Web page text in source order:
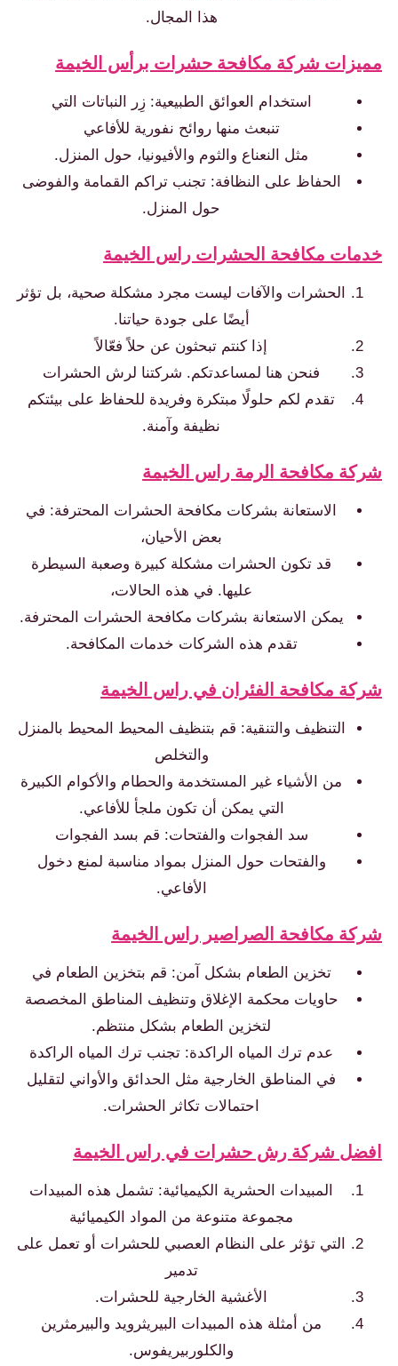
هذا المجال.
شركة مكافحة حشرات برأس الخيمة
استخدام العوائق الطبيعية: زِر النباتات التي
تنبعث منها روائح نفورية للأفاعي
مثل النعناع والثوم والأفيونيا، حول المنزل.
الحفاظ على النظافة: تجنب تراكم القمامة والفوضى
حول المنزل.
مكافحة الحشرات راس الخيمة
الحشرات والآفات ليست مجرد مشكلة صحية، بل تؤثر
أيضًا على جودة حياتنا.
إذا كنتم تبحثون عن حلاً فعّالاً
فنحن هنا لمساعدتكم. شركتنا لرش الحشرات
تقدم لكم حلولًا مبتكرة وفريدة للحفاظ على بيئتكم
نظيفة وآمنة.
مكافحة الرمة راس الخيمة
الاستعانة بشركات مكافحة الحشرات المحترفة: في
بعض الأحيان،
قد تكون الحشرات مشكلة كبيرة وصعبة السيطرة
عليها. في هذه الحالات،
يمكن الاستعانة بشركات مكافحة الحشرات المحترفة.
تقدم هذه الشركات خدمات المكافحة.
مكافحة الفئران في راس الخيمة
التنظيف والتنقية: قم بتنظيف المحيط المحيط بالمنزل
والتخلص
من الأشياء غير المستخدمة والحطام والأكوام الكبيرة
التي يمكن أن تكون ملجأ للأفاعي.
سد الفجوات والفتحات: قم بسد الفجوات
والفتحات حول المنزل بمواد مناسبة لمنع دخول
الأفاعي.
مكافحة الصراصير راس الخيمة
تخزين الطعام بشكل آمن: قم بتخزين الطعام في
حاويات محكمة الإغلاق وتنظيف المناطق المخصصة
لتخزين الطعام بشكل منتظم.
عدم ترك المياه الراكدة: تجنب ترك المياه الراكدة
في المناطق الخارجية مثل الحدائق والأواني لتقليل
احتمالات تكاثر الحشرات.
شركة رش حشرات في راس الخيمة
المبيدات الحشرية الكيميائية: تشمل هذه المبيدات
مجموعة متنوعة من المواد الكيميائية
التي تؤثر على النظام العصبي للحشرات أو تعمل على
تدمير
الأغشية الخارجية للحشرات.
من أمثلة هذه المبيدات البيريثرويد والبيرمثرين
والكلوربيريفوس.